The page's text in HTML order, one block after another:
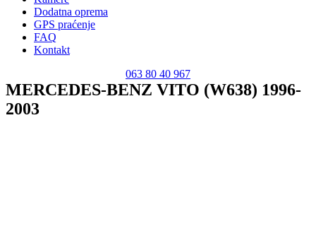
Dodatna oprema
GPS praćenje
FAQ
Kontakt
063 80 40 967
MERCEDES-BENZ VITO (W638) 1996-
2003